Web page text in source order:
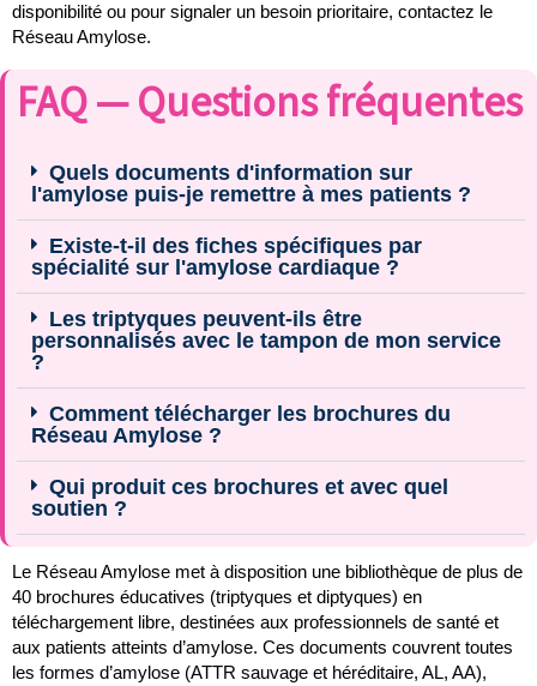
disponibilité ou pour signaler un besoin prioritaire, contactez le
Réseau Amylose.
FAQ — Questions fréquentes
Quels documents d'information sur
l'amylose puis-je remettre à mes patients ?
Existe-t-il des fiches spécifiques par
spécialité sur l'amylose cardiaque ?
Les triptyques peuvent-ils être
personnalisés avec le tampon de mon service
?
Comment télécharger les brochures du
Réseau Amylose ?
Qui produit ces brochures et avec quel
soutien ?
Le Réseau Amylose met à disposition une bibliothèque de plus de
40 brochures éducatives (triptyques et diptyques) en
téléchargement libre, destinées aux professionnels de santé et
aux patients atteints d’amylose. Ces documents couvrent toutes
les formes d’amylose (ATTR sauvage et héréditaire, AL, AA),